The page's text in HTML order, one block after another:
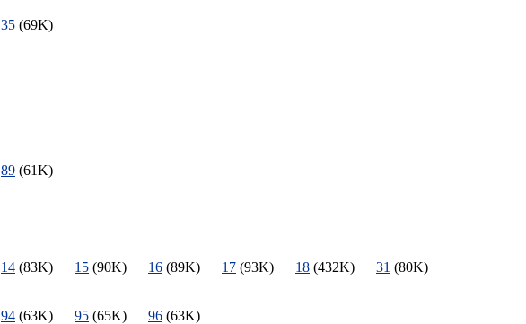
35 (69K)
89 (61K)
14 (83K) 15 (90K) 16 (89K) 17 (93K) 18 (432K) 31 (80K)
94 (63K) 95 (65K) 96 (63K)